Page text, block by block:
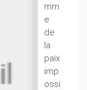
mm
e
de
la
paix
imp
ossi